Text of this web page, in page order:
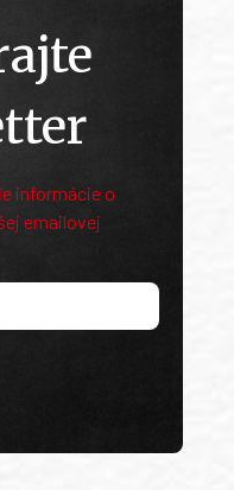
informácie o
emailovej